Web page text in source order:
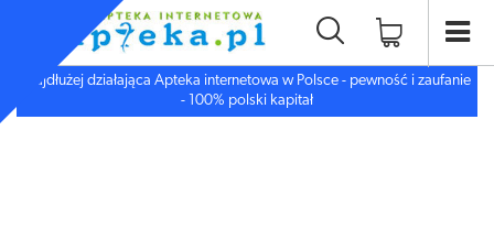
Najdłużej działająca Apteka internetowa w Polsce - pewność i zaufanie
- 100% polski kapitał